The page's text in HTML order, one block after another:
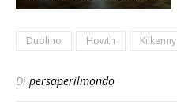
Dublino Howth Kilkenny
Di persaperilmondo